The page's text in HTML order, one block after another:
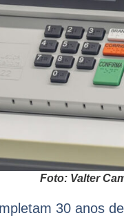
Foto: Valter
30 anos